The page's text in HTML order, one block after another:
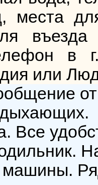
места
въезда
в
или
Все
машины.